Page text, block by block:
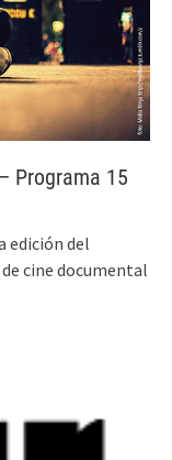
Programa 15
edición del
cine documental